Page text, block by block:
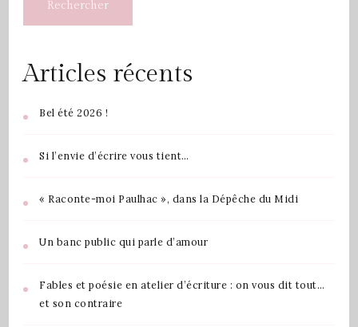
Rechercher
Articles récents
Bel été 2026 !
Si l’envie d’écrire vous tient…
« Raconte-moi Paulhac », dans la Dépêche du Midi
Un banc public qui parle d’amour
Fables et poésie en atelier d’écriture : on vous dit tout…
et son contraire